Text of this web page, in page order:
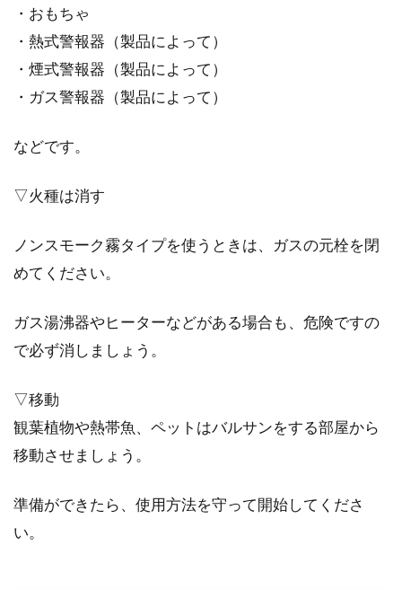
・おもちゃ
・熱式警報器（製品によって）
・煙式警報器（製品によって）
・ガス警報器（製品によって）
などです。
▽火種は消す
ノンスモーク霧タイプを使うときは、ガスの元栓を閉
めてください。
ガス湯沸器やヒーターなどがある場合も、危険ですの
で必ず消しましょう。
▽移動
観葉植物や熱帯魚、ペットはバルサンをする部屋から
移動させましょう。
準備ができたら、使用方法を守って開始してくださ
い。